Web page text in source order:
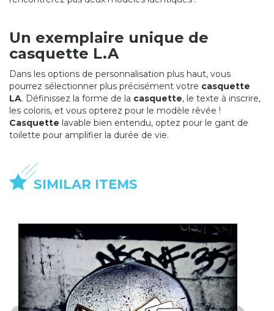
Un exemplaire unique de
casquette L.A
Dans les options de personnalisation plus haut, vous
pourrez sélectionner plus précisément votre casquette
LA. Définissez la forme de la casquette, le texte à inscrire,
les coloris, et vous opterez pour le modèle rêvée !
Casquette lavable bien entendu, optez pour le gant de
toilette pour amplifier la durée de vie.
SIMILAR ITEMS